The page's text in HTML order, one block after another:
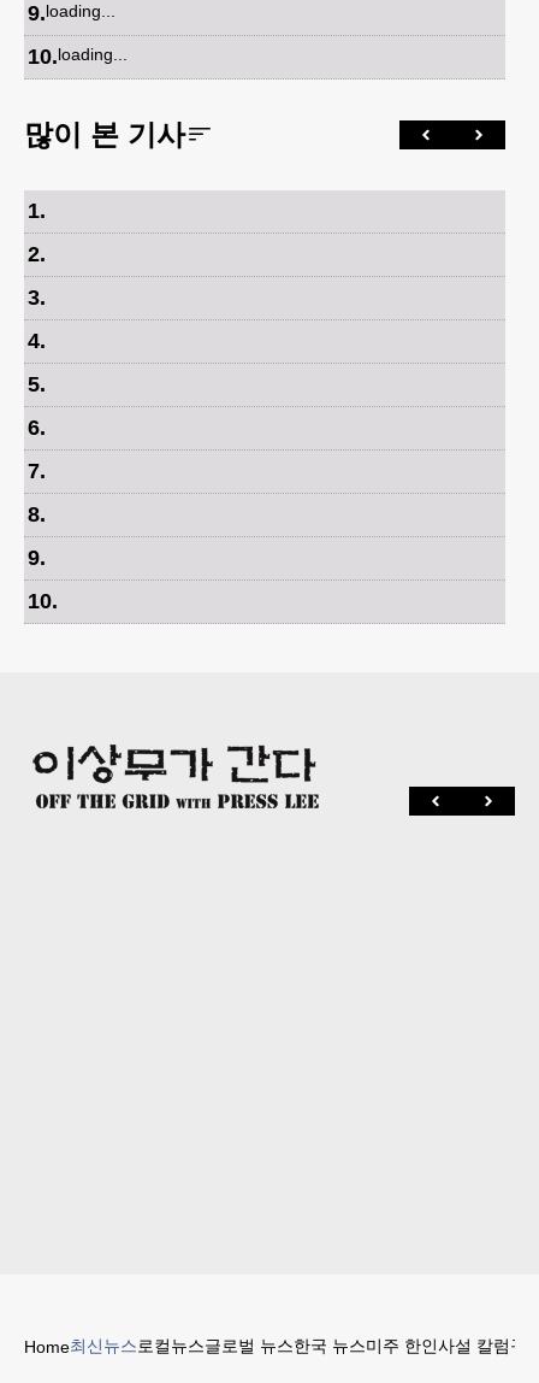
9.loading...
10.loading...
많이 본 기사
1.
2.
3.
4.
5.
6.
7.
8.
9.
10.
Home최신뉴스로컬뉴스글로벌 뉴스한국 뉴스미주 한인사설 칼럼구